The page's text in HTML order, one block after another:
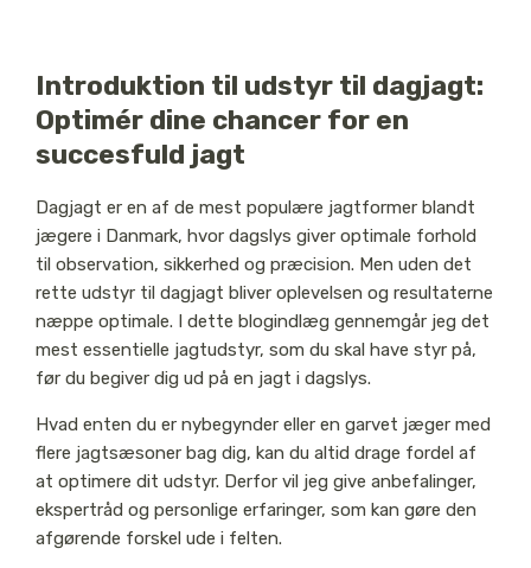
Introduktion til udstyr til dagjagt:
Optimér dine chancer for en
succesfuld jagt
Dagjagt er en af de mest populære jagtformer blandt
jægere i Danmark, hvor dagslys giver optimale forhold
til observation, sikkerhed og præcision. Men uden det
rette udstyr til dagjagt bliver oplevelsen og resultaterne
næppe optimale. I dette blogindlæg gennemgår jeg det
mest essentielle jagtudstyr, som du skal have styr på,
før du begiver dig ud på en jagt i dagslys.
Hvad enten du er nybegynder eller en garvet jæger med
flere jagtsæsoner bag dig, kan du altid drage fordel af
at optimere dit udstyr. Derfor vil jeg give anbefalinger,
ekspertråd og personlige erfaringer, som kan gøre den
afgørende forskel ude i felten.